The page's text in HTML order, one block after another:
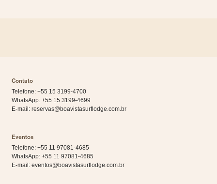
Contato
Telefone: +55 15 3199-4700
WhatsApp: +55 15 3199-4699
E-mail: reservas@boavistasurflodge.com.br
Eventos
Telefone: +55 11 97081-4685
WhatsApp: +55 11 97081-4685
E-mail: eventos@boavistasurflodge.com.br